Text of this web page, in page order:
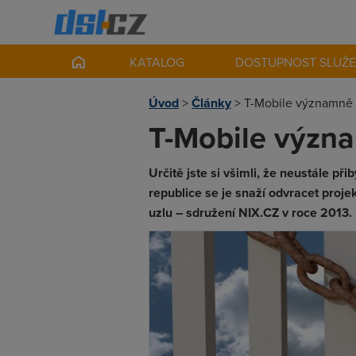
KATALOG DOSTUPNOST
Úvod>Články>T-Mobile
T-Mobile
Určitě jste si všimli, že neustále
republice se je snaží odvracet
uzlu – sdružení NIX.CZ v roce 2013.